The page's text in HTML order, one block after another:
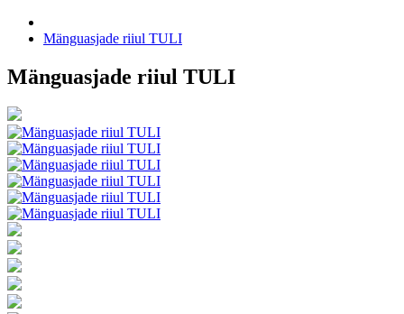
Mänguasjade riiul TULI
Mänguasjade riiul TULI